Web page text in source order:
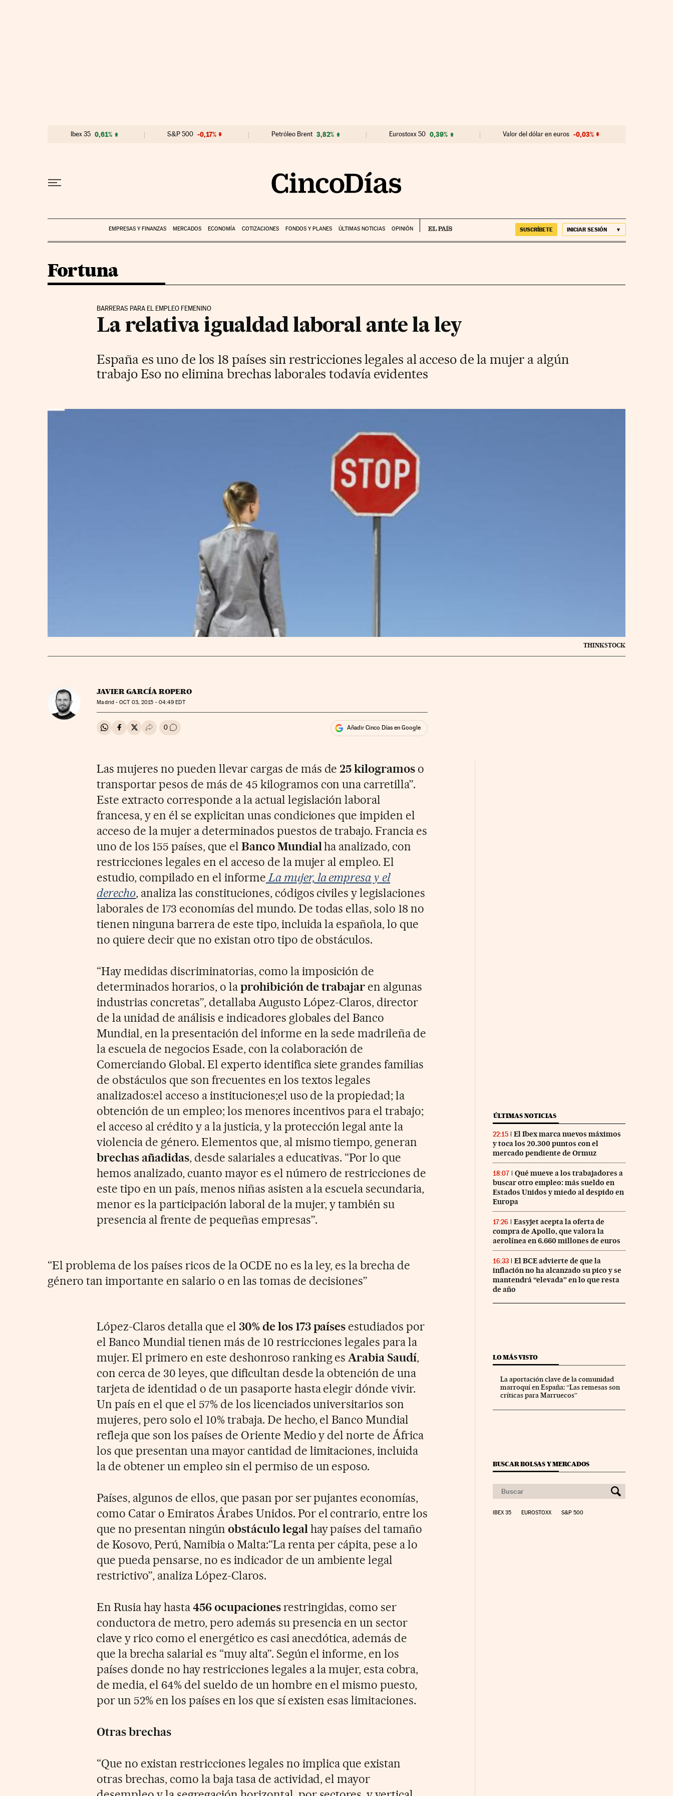
Ibex 35 0,61% S&P 500 -0,17% Petróleo Brent 3,82% Eurostoxx 50 0,39% Valor del dólar en euros -0,03%
EMPRESAS Y FINANZAS MERCADOS ECONOMÍA COTIZACIONES FONDOS Y PLANES ÚLTIMAS NOTICIAS OPINIÓN SUSCRÍBETE INICIAR SESIÓN
Fortuna
BARRERAS PARA EL EMPLEO FEMENINO
La relativa igualdad laboral ante la ley
España es uno de los 18 países sin restricciones legales al acceso de la mujer a algún
trabajo Eso no elimina brechas laborales todavía evidentes
THINKSTOCK
JAVIER GARCÍA ROPERO
Madrid -OCT03, 2015 - 04:49 EDT
Compartir en Whatsapp
Compartir en Facebook
Compartir en Twitter
Desplegar Redes Sociales
0 Ir a los comentarios Añadir Cinco Días en Google
Las mujeres no pueden llevar cargas de más de25 kilogramos o
transportar pesos de más de 45 kilogramos con una carretilla”.
Este extracto corresponde a la actual legislación laboral
francesa, y en él se explicitan unas condiciones que impiden el
acceso de la mujer a determinados puestos de trabajo. Francia es
uno de los 155 países, que el Banco Mundialha analizado, con
restricciones legales en el acceso de la mujer al empleo. El
estudio, compilado en el informeLa mujer, la empresa y el
derecho, analiza las constituciones, códigos civiles y legislaciones
laborales de 173 economías del mundo. De todas ellas, solo 18 no
tienen ninguna barrera de este tipo, incluida la española, lo que
no quiere decir que no existan otro tipo de obstáculos.
“Hay medidas discriminatorias, como la imposición de
determinados horarios, o laprohibición de trabajar en algunas
industrias concretas”, detallaba Augusto López-Claros, director
de la unidad de análisis e indicadores globales del Banco
Mundial, en la presentación del informe en la sede madrileña de
la escuela de negocios Esade, con la colaboración de
Comerciando Global. El experto identifica siete grandes familias
de obstáculos que son frecuentes en los textos legales
analizados:el acceso a instituciones;el uso de la propiedad; la
obtención de un empleo; los menores incentivos para el trabajo;
el acceso al crédito y a la justicia, y la protección legal ante la
violencia de género. Elementos que, al mismo tiempo, generan
brechas añadidas, desde salariales a educativas. “Por lo que
hemos analizado, cuanto mayor es el número de restricciones de
este tipo en un país, menos niñas asisten a la escuela secundaria,
menor es la participación laboral de la mujer, y también su
presencia al frente de pequeñas empresas”.
“El problema de los países ricos de la OCDE no es la ley, es la brecha de
género tan importante en salario o en las tomas de decisiones”
López-Claros detalla que el 30% de los 173 países estudiados por
el Banco Mundial tienen más de 10 restricciones legales para la
mujer. El primero en este deshonroso ranking esArabia Saudí,
con cerca de 30 leyes, que dificultan desde la obtención de una
tarjeta de identidad o de un pasaporte hasta elegir dónde vivir.
Un país en el que el 57% de los licenciados universitarios son
mujeres, pero solo el 10% trabaja. De hecho, el Banco Mundial
refleja que son los países de Oriente Medio y del norte de África
los que presentan una mayor cantidad de limitaciones, incluida
la de obtener un empleo sin el permiso de un esposo.
Países, algunos de ellos, que pasan por ser pujantes economías,
como Catar o Emiratos Árabes Unidos. Por el contrario, entre los
que no presentan ningún obstáculo legalhay países del tamaño
de Kosovo, Perú, Namibia o Malta:“La renta per cápita, pese a lo
que pueda pensarse, no es indicador de un ambiente legal
restrictivo”, analiza López-Claros.
En Rusia hay hasta456 ocupacionesrestringidas, como ser
conductora de metro, pero además su presencia en un sector
clave y rico como el energético es casi anecdótica, además de
que la brecha salarial es “muy alta”. Según el informe, en los
países donde no hay restricciones legales a la mujer, esta cobra,
de media, el 64% del sueldo de un hombre en el mismo puesto,
por un 52% en los países en los que sí existen esas limitaciones.
Otras brechas
“Que no existan restricciones legales no implica que existan
otras brechas, como la baja tasa de actividad, el mayor
ÚLTIMAS NOTICIAS
22:15
El Ibex marca nuevos máximos
y toca los 20.300 puntos con el
mercado pendiente de Ormuz
18:07
Qué mueve a los trabajadores a
buscar otro empleo: más sueldo en
Estados Unidos y miedo al despido en
Europa
17:26
Easyjet acepta la oferta de
compra de Apollo, que valora la
aerolínea en 6.660 millones de euros
16:33
El BCE advierte de que la
inflación no ha alcanzado su pico y se
mantendrá “elevada” en lo que resta
de año
LO MÁS VISTO
La aportación clave de la comunidad
marroquí en España: “Las remesas son
críticas para Marruecos”
BUSCAR BOLSAS Y MERCADOS
IBEX 35 EUROSTOXX S&P 500